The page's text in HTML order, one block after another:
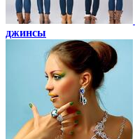
джинсы